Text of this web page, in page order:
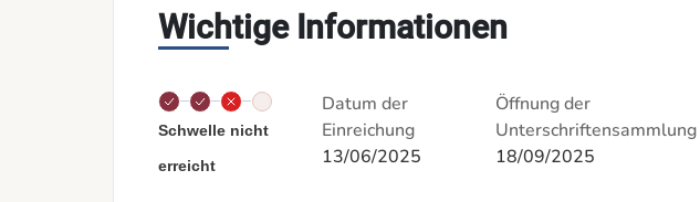
Wichtige Informationen
Schwelle nicht
erreicht
Datum der
Einreichung
13/06/2025
Öffnung der
Unterschriftensammlung
18/09/2025